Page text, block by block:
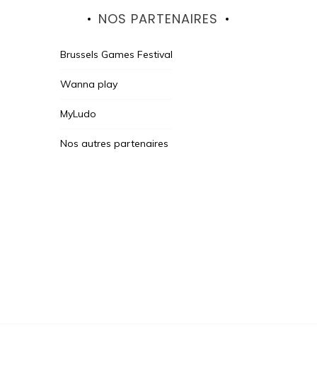
NOS PARTENAIRES
Brussels Games Festival
Wanna play
MyLudo
Nos autres partenaires